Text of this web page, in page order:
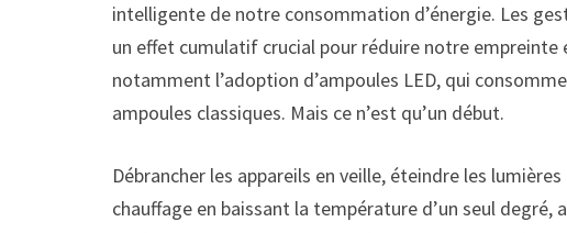
intelligente de notre consommation d’énergie. Les
un effet cumulatif crucial pour réduire notre empreinte
notamment l’adoption d’ampoules LED, qui
ampoules classiques. Mais ce n’est qu’un début.
Débrancher les appareils en veille, éteindre les
chauffage en baissant la température d’un seul